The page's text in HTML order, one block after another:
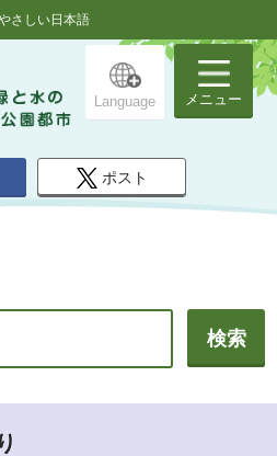
さしい日本語
Language メニュー
ポスト